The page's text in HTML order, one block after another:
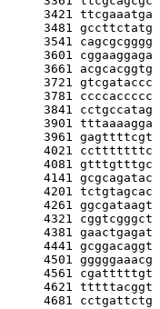
3421 ttcgaaatga
3481 gccttctatg
3541 cagcgcgggg
3601 cggaaggaga
3661 acgcacggtg
3721 gtcgataccc
3781 ccccaccccc
3841 cctgccatag
3901 tttaaaagga
3961 gagttttcgt
4021 cctttttttc
4081 gtttgtttgc
4141 gcgcagatac
4201 tctgtagcac
4261 ggcgataagt
4321 cggtcgggct
4381 gaactgagat
4441 gcggacaggt
4501 gggggaaacg
4561 cgatttttgt
4621 tttttacggt
4681 cctgattctg